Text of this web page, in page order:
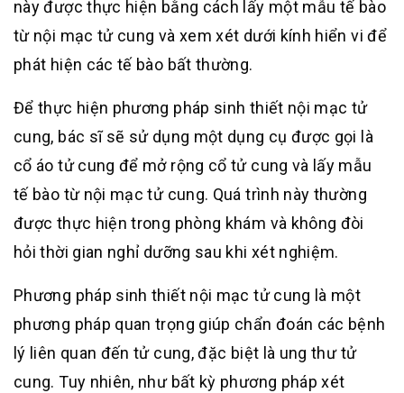
này được thực hiện bằng cách lấy một mẫu tế bào
từ nội mạc tử cung và xem xét dưới kính hiển vi để
phát hiện các tế bào bất thường.
Để thực hiện phương pháp sinh thiết nội mạc tử
cung, bác sĩ sẽ sử dụng một dụng cụ được gọi là
cổ áo tử cung để mở rộng cổ tử cung và lấy mẫu
tế bào từ nội mạc tử cung. Quá trình này thường
được thực hiện trong phòng khám và không đòi
hỏi thời gian nghỉ dưỡng sau khi xét nghiệm.
Phương pháp sinh thiết nội mạc tử cung là một
phương pháp quan trọng giúp chẩn đoán các bệnh
lý liên quan đến tử cung, đặc biệt là ung thư tử
cung. Tuy nhiên, như bất kỳ phương pháp xét